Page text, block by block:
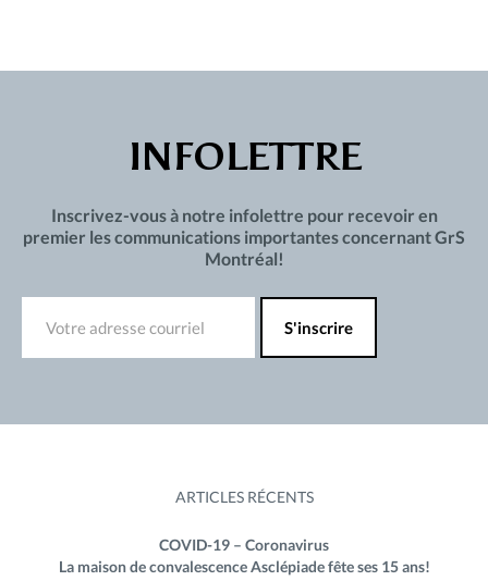
INFOLETTRE
Inscrivez-vous à notre infolettre pour recevoir en
premier les communications importantes concernant GrS
Montréal!
ARTICLES RÉCENTS
COVID-19 – Coronavirus
La maison de convalescence Asclépiade fête ses 15 ans!